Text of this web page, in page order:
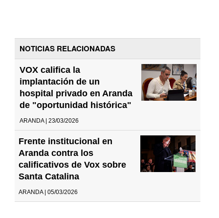
NOTICIAS RELACIONADAS
VOX califica la
implantación de un
hospital privado en Aranda
de "oportunidad histórica"
ARANDA | 23/03/2026
Frente institucional en
Aranda contra los
calificativos de Vox sobre
Santa Catalina
ARANDA | 05/03/2026